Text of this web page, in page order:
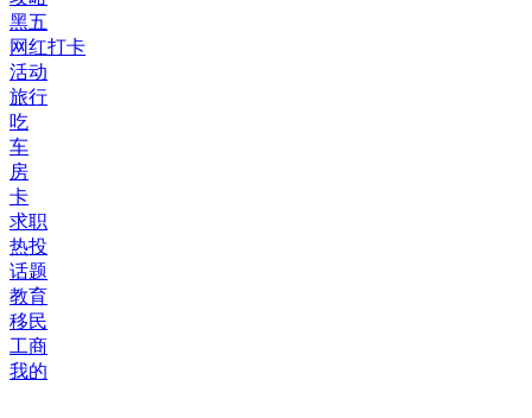
黑五
网红打卡
活动
旅行
吃
车
房
卡
求职
热投
话题
教育
移民
工商
我的